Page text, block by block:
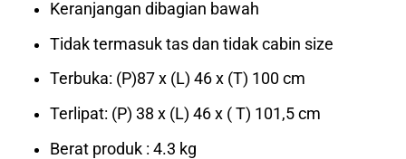
Keranjangan dibagian bawah
Tidak termasuk tas dan tidak cabin size
Terbuka: (P)87 x (L) 46 x (T) 100 cm
Terlipat: (P) 38 x (L) 46 x ( T) 101,5 cm
Berat produk : 4.3 kg